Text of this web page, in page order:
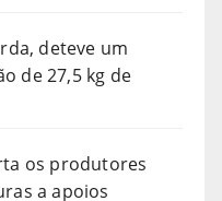
deteve um
de 27,5 kg de
os produtores
a apoios